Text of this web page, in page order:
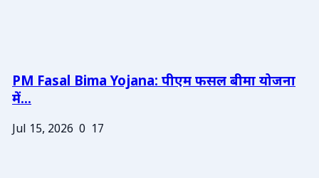
PM Fasal Bima Yojana: पीएम फसल बीमा योजना
में...
Jul 15, 2026 0 17